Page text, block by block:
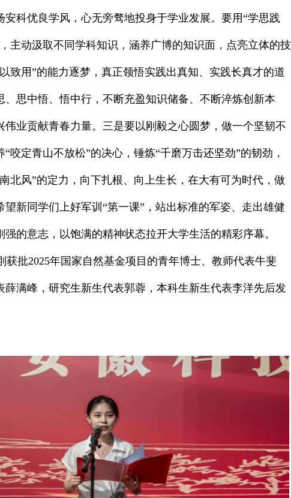
安科优良学风，心无旁骛地投身于学业发展。要用“学思践
主动汲取不同学科知识，涵养广博的知识面，点亮立体的技
致用”的能力逐梦，真正领悟实践出真知、实践长真才的道
、思中悟、悟中行，不断充盈知识储备、不断淬炼创新本
伟业贡献青春力量。三是要以刚毅之心圆梦，做一个坚韧不
咬定青山不放松”的决心，锤炼“千磨万击还坚劲”的韧劲，
北风”的定力，向下扎根、向上生长，在大有可为时代，做
望新同学们上好军训“第一课”，站出标准的军姿、走出雄健
强的意志，以饱满的精神状态拉开大学生活的精彩序幕。
批2025年国家自然基金项目的青年博士、教师代表牛斐
薛满峰，研究生新生代表郭蓉，本科生新生代表李洋先后发